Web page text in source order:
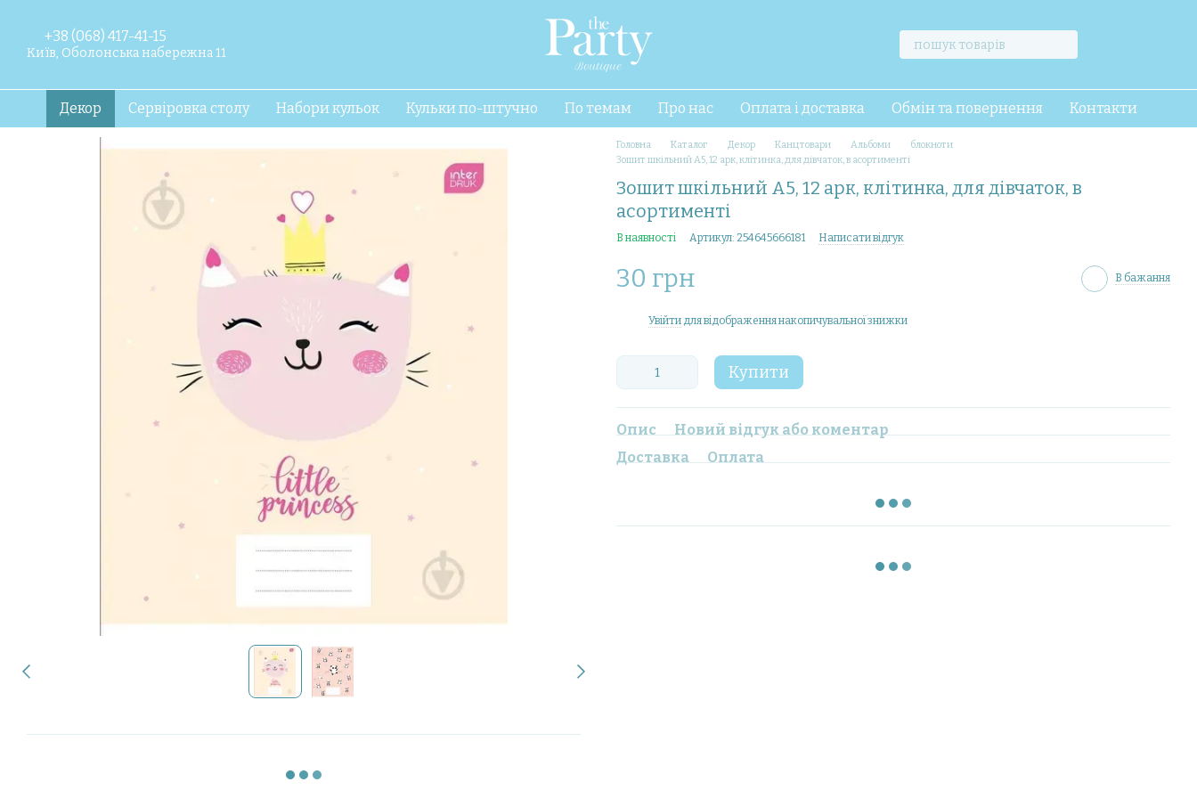
+38 (068) 417-41-15
Київ, Оболонська набережна 11
Декор Сервіровка столу Набори кульок Кульки по-штучно По темам Про нас Оплата і доставка Обмін та повернення Контакти
Головна Каталог Декор Канцтовари Альбоми
блокноти
Зошит шкільний А5, 12 арк, клітинка, для дівчаток, в асортименті
Зошит шкільний А5, 12 арк, клітинка, для дівчаток, в
асортименті
В наявності Артикул: 254645666181 Написати відгук
30 грн В бажання
Увійти для відображення накопичувальної знижки
Купити
Опис
Новий відгук або коментар
Доставка
Оплата